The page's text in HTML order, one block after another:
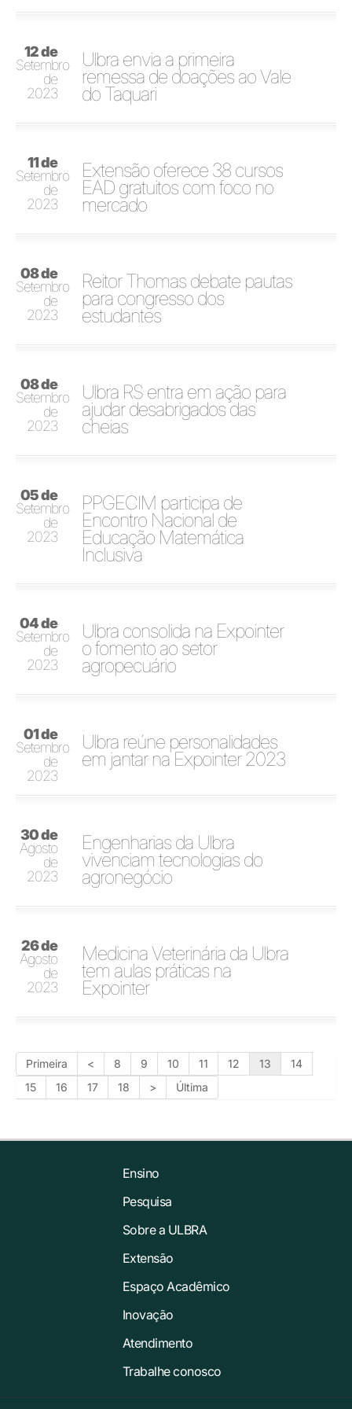
12 de
Setembro
de
2023
Ulbra envia a primeira
remessa de doações ao Vale
do Taquari
11 de
Setembro
de
2023
Extensão oferece 38 cursos
EAD gratuitos com foco no
mercado
08 de
Setembro
de
2023
Reitor Thomas debate pautas
para congresso dos
estudantes
08 de
Setembro
de
2023
Ulbra RS entra em ação para
ajudar desabrigados das
cheias
05 de
Setembro
de
2023
PPGECIM participa de
Encontro Nacional de
Educação Matemática
Inclusiva
04 de
Setembro
de
2023
Ulbra consolida na Expointer
o fomento ao setor
agropecuário
01 de
Setembro
de
2023
Ulbra reúne personalidades
em jantar na Expointer 2023
30 de
Agosto
de
2023
Engenharias da Ulbra
vivenciam tecnologias do
agronegócio
26 de
Agosto
de
2023
Medicina Veterinária da Ulbra
tem aulas práticas na
Expointer
Primeira < 8 9 10 11 12 13
14
15
16 17 18 > Última
Ensino
Pesquisa
Sobre a ULBRA
Extensão
Espaço Acadêmico
Inovação
Atendimento
Trabalhe conosco